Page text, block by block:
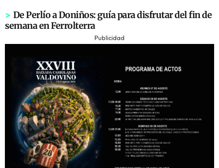
> De Perlío a Doniños: guía para disfrutar del fin de
semana en Ferrolterra
Publicidad